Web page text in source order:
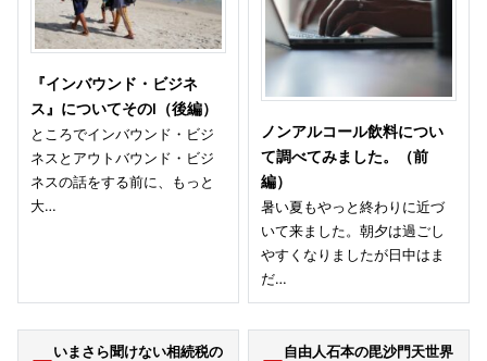
『インバウンド・ビジネ
ス』についてそのⅠ（後編）
ところでインバウンド・ビジ
ネスとアウトバウンド・ビジ
ネスの話をする前に、もっと
大…
ノンアルコール飲料につい
て調べてみました。（前
編）
暑い夏もやっと終わりに近づ
いて来ました。朝夕は過ごし
やすくなりましたが日中はま
だ…
いまさら聞けない相続税の
自由人石本の毘沙門天世界